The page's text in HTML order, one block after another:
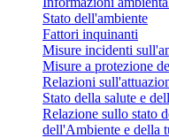
Stato dell'ambiente
Fattori inquinanti
Misure incidenti
Misure a protezione
Relazioni
Stato della salute e
Relazione sullo stato
dell'Ambiente e della